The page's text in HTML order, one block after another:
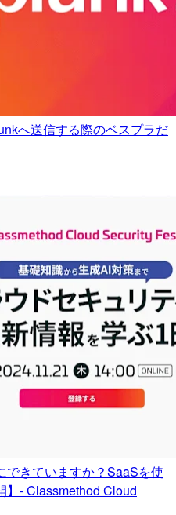
へ送信する際のベスプラだ
できていますか？SaaSを使
】- Classmethod Cloud